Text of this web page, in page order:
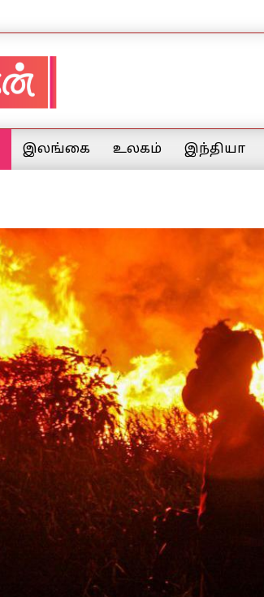
இலங்கை உலகம் இந்தியா